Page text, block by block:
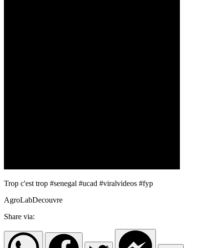
Trop c'est trop #senegal #ucad #viralvideos #fyp
AgroLabDecouvre
Share via: